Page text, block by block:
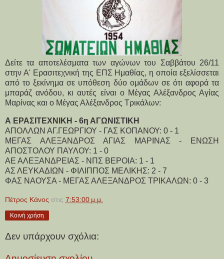
Δείτε τα αποτελέσματα των αγώνων του Σαββάτου 26/11
στην Α' Ερασιτεχνική της ΕΠΣ Ημαθίας, η οποία εξελίσσεται
από το ξεκίνημα σε υπόθεση δύο ομάδων σε ότι αφορά τα
μπαράζ ανόδου, κι αυτές είναι ο Μέγας Αλέξανδρος Αγίας
Μαρίνας και ο Μέγας Αλέξανδρος Τρικάλων:
Α ΕΡΑΣΙΤΕΧΝΙΚΗ - 6η ΑΓΩΝΙΣΤΙΚΗ
ΑΠΟΛΛΩΝ ΑΓ.ΓΕΩΡΓΙΟΥ - ΓΑΣ ΚΟΠΑΝΟΥ: 0 - 1
ΜΕΓΑΣ ΑΛΕΞΑΝΔΡΟΣ ΑΓΙΑΣ ΜΑΡΙΝΑΣ - ΕΝΩΣΗ
ΑΠΟΣΤΟΛΟΥ ΠΑΥΛΟΥ: 1 - 0
ΑΕ ΑΛΕΞΑΝΔΡΕΙΑΣ - ΝΠΣ ΒΕΡΟΙΑ: 1 - 1
ΑΣ ΛΕΥΚΑΔΙΩΝ - ΦΙΛΙΠΠΟΣ ΜΕΛΙΚΗΣ: 2 - 7
ΦΑΣ ΝΑΟΥΣΑ - ΜΕΓΑΣ ΑΛΕΞΑΝΔΡΟΣ ΤΡΙΚΑΛΩΝ: 0 - 3
Πέτρος Κάνος στις 7:53:00 μ.μ.
Κοινή χρήση
Δεν υπάρχουν σχόλια: